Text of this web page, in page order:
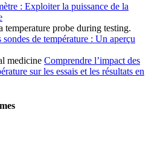
: Exploiter la puissance de la
de température : Un aperçu
Comprendre l’impact des
sur les essais et les résultats en